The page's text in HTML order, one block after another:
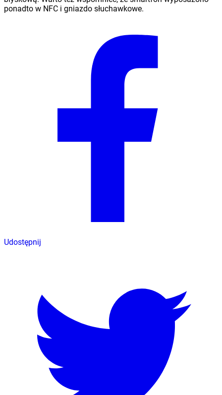
ponadto w NFC i gniazdo słuchawkowe.
Udostępnij